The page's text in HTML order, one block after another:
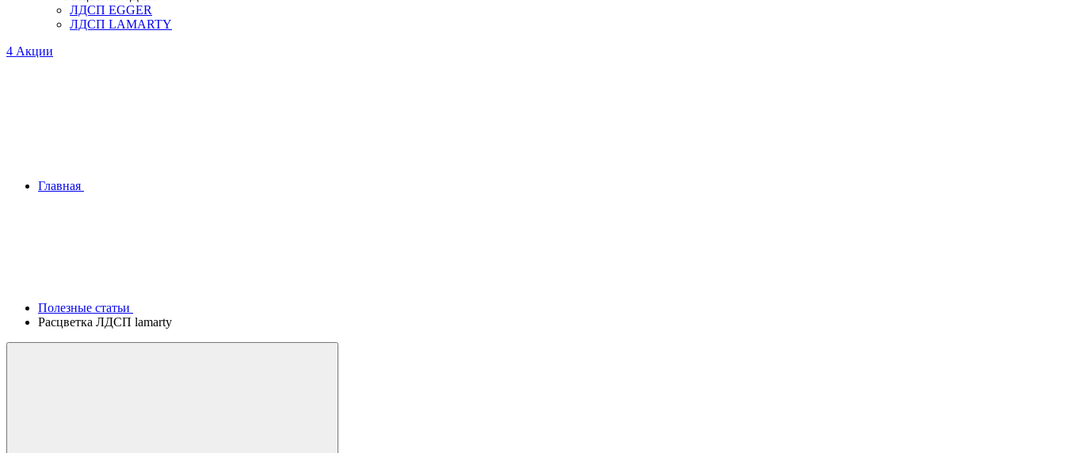
ЛДСП EGGER
ЛДСП LAMARTY
4 Акции
Главная
Полезные статьи
Расцветка ЛДСП lamarty